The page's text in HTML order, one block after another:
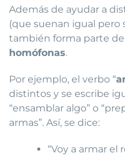
Además de ayudar a
(que suenan igual pero
también forma parte de
homófonas.
Por ejemplo, el verbo “
distintos y se escribe
“ensamblar algo” o
armas”. Así, se dice:
“Voy a armar el